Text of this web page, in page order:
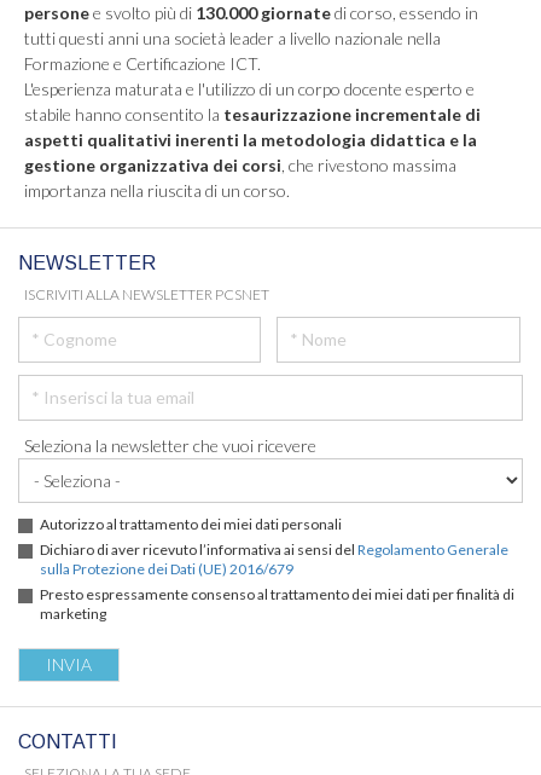
personee svolto più di 130.000 giornatedi corso, essendo in
tutti questi anni una società leader a livello nazionale nella
Formazione e Certificazione ICT.
L'esperienza maturata e l'utilizzo di un corpo docente esperto e
stabile hanno consentito la tesaurizzazione incrementale di
aspetti qualitativi inerenti la metodologia didattica e la
gestione organizzativa dei corsi , che rivestono massima
importanza nella riuscita di un corso.
NEWSLETTER
ISCRIVITI ALLA NEWSLETTER PCSNET
Seleziona la newsletter che vuoi ricevere
Autorizzo al trattamento dei miei dati personali
Dichiaro di aver ricevuto l’informativa ai sensi del Regolamento Generale
sulla Protezione dei Dati (UE) 2016/679
Presto espressamente consenso al trattamento dei miei dati per finalità di
marketing
CONTATTI